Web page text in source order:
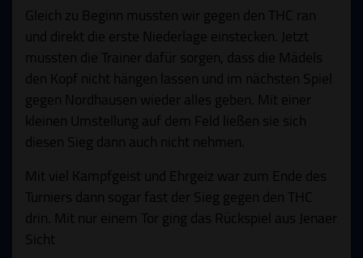
Gleich zu Beginn mussten wir gegen den THC ran
und direkt die erste Niederlage einstecken. Jetzt
mussten die Trainer dafür sorgen, dass die Mädels
den Kopf nicht hängen lassen und im nächsten Spiel
gegen Nordhausen wieder alles geben. Mit einer
kleinen Umstellung auf dem Feld ließen sie sich
diesen Sieg dann auch nicht nehmen.
Mit viel Kampfgeist und Ehrgeiz war zum Ende des
Turniers dann sogar fast der Sieg gegen den THC
drin. Mit nur einem Tor ging das Rückspiel aus Jenaer
Sicht